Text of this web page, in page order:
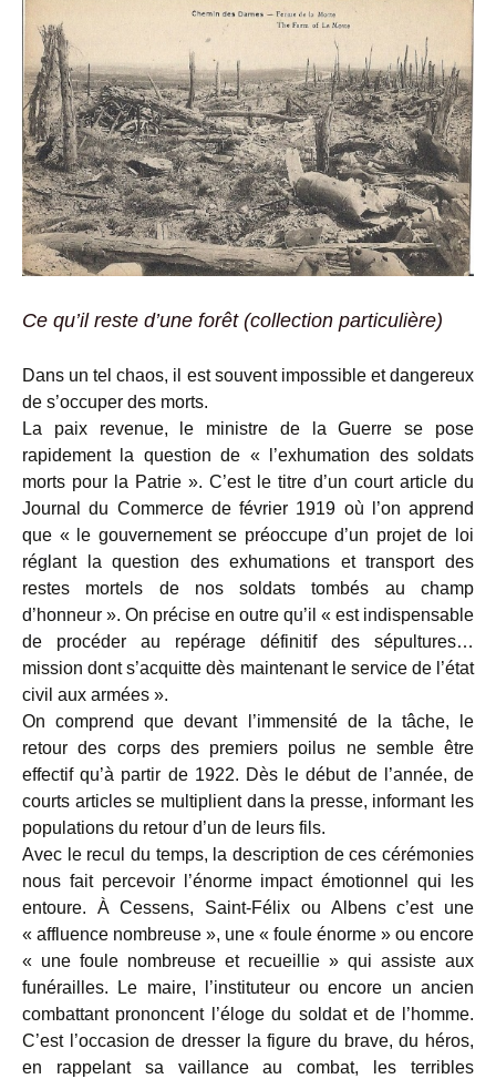
Ce qu’il reste d’une forêt (collection particulière)
Dans un tel chaos, il est souvent impossible et dangereux
de s’occuper des morts.
La paix revenue, le ministre de la Guerre se pose
rapidement la question de « l’exhumation des soldats
morts pour la Patrie ». C’est le titre d’un court article du
Journal du Commerce de février 1919 où l’on apprend
que « le gouvernement se préoccupe d’un projet de loi
réglant la question des exhumations et transport des
restes mortels de nos soldats tombés au champ
d’honneur ». On précise en outre qu’il « est indispensable
de procéder au repérage définitif des sépultures…
mission dont s’acquitte dès maintenant le service de l’état
civil aux armées ».
On comprend que devant l’immensité de la tâche, le
retour des corps des premiers poilus ne semble être
effectif qu’à partir de 1922. Dès le début de l’année, de
courts articles se multiplient dans la presse, informant les
populations du retour d’un de leurs fils.
Avec le recul du temps, la description de ces cérémonies
nous fait percevoir l’énorme impact émotionnel qui les
entoure. À Cessens, Saint-Félix ou Albens c’est une
« affluence nombreuse », une « foule énorme » ou encore
« une foule nombreuse et recueillie » qui assiste aux
funérailles. Le maire, l’instituteur ou encore un ancien
combattant prononcent l’éloge du soldat et de l’homme.
C’est l’occasion de dresser la figure du brave, du héros,
en rappelant sa vaillance au combat, les terribles